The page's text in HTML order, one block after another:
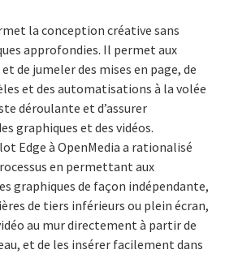
la conception créative sans
approfondies. Il permet aux
de jumeler des mises en page, de
et des automatisations à la volée
déroulante et d’assurer
graphiques et des vidéos.
Edge à OpenMedia a rationalisé
en permettant aux
graphiques de façon indépendante,
de tiers inférieurs ou plein écran,
au mur directement à partir de
et de les insérer facilement dans